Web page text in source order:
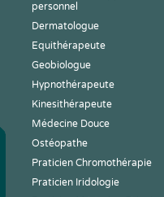
personnel
Dermatologue
Equithérapeute
Geobiologue
Hypnothérapeute
Kinesithérapeute
Médecine Douce
Ostéopathe
Praticien Chromothérapie
Praticien Iridologie